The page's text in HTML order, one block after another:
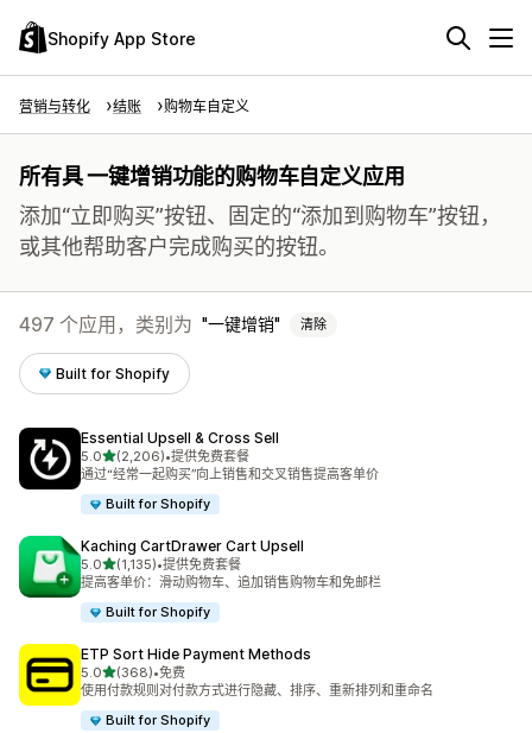
Shopify App Store
营销与转化 结账 购物车自定义
所有具 一键增销功能的购物车自定义应用
添加“立即购买”按钮、固定的“添加到购物车”按钮，
或其他帮助客户完成购买的按钮。
497 个应用，类别为 一键增销 清除
Built for Shopify
Essential Upsell & Cross Sell
5.0星（满分 5 星）
(2,206)
总共 2206 条评论
•提供免费套餐
通过“经常一起购买”向上销售和交叉销售提高客单价
Built for Shopify
Kaching CartDrawer Cart Upsell
5.0星（满分 5 星）
(1,135)
总共 1135 条评论
•提供免费套餐
提高客单价：滑动购物车、追加销售购物车和免邮栏
Built for Shopify
ETP Sort Hide Payment Methods
5.0星（满分 5 星）
(368)
总共 368 条评论
•免费
使用付款规则对付款方式进行隐藏、排序、重新排列和重命名
Built for Shopify